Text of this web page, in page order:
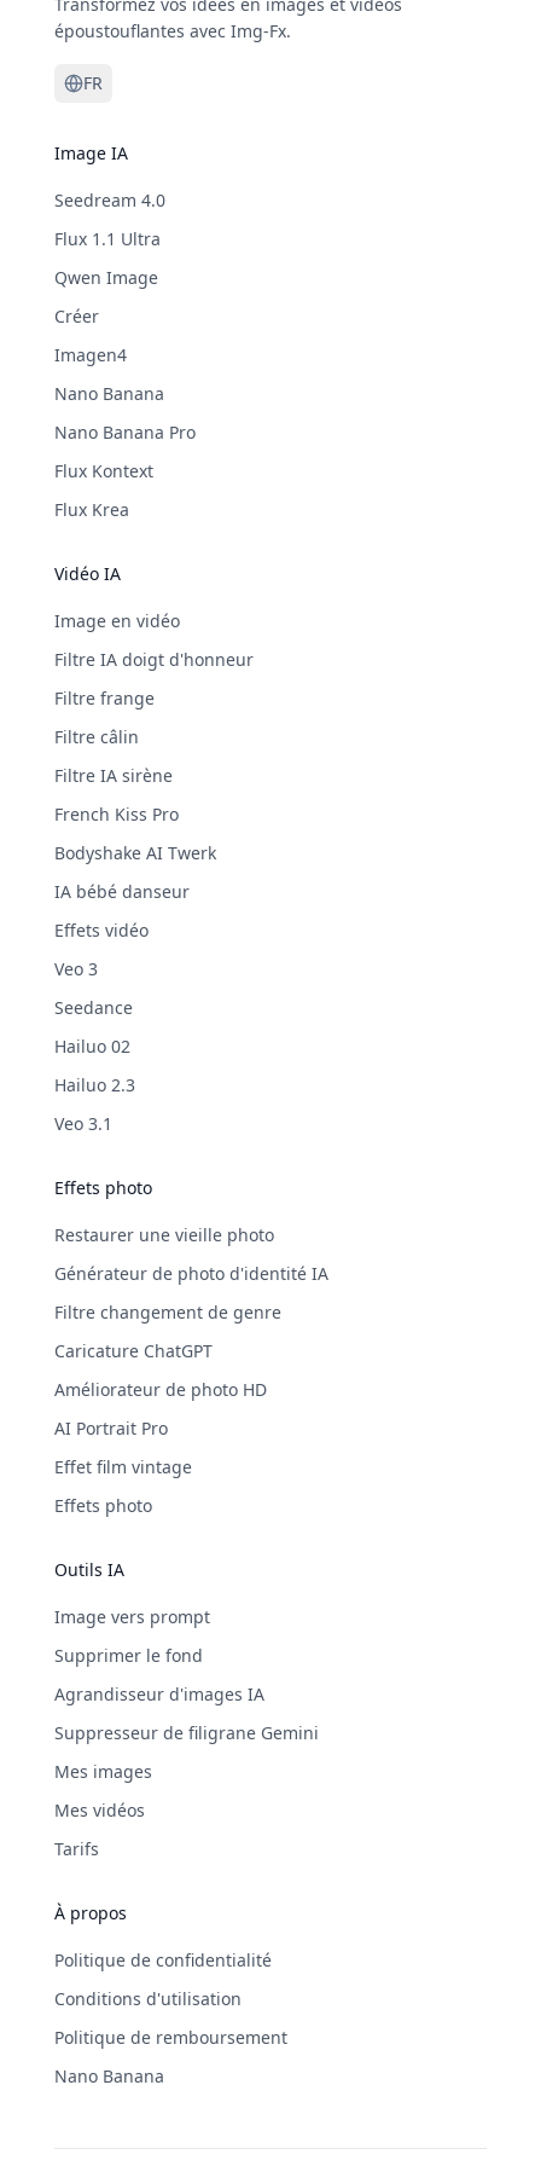
époustouflantes avec Img-Fx.
FR
Image IA
Seedream 4.0
Flux 1.1 Ultra
Qwen Image
Créer
Imagen4
Nano Banana
Nano Banana Pro
Flux Kontext
Flux Krea
Vidéo IA
Image en vidéo
Filtre IA doigt d'honneur
Filtre frange
Filtre câlin
Filtre IA sirène
French Kiss Pro
Bodyshake AI Twerk
IA bébé danseur
Effets vidéo
Veo 3
Seedance
Hailuo 02
Hailuo 2.3
Veo 3.1
Effets photo
Restaurer une vieille photo
Générateur de photo d'identité IA
Filtre changement de genre
Caricature ChatGPT
Améliorateur de photo HD
AI Portrait Pro
Effet film vintage
Effets photo
Outils IA
Image vers prompt
Supprimer le fond
Agrandisseur d'images IA
Suppresseur de filigrane Gemini
Mes images
Mes vidéos
Tarifs
À propos
Politique de confidentialité
Conditions d'utilisation
Politique de remboursement
Nano Banana